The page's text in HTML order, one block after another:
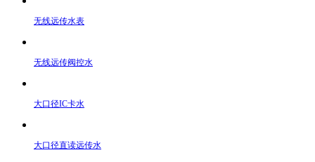
无线远传水表
无线远传阀控水
大口径IC卡水
大口径直读远传水